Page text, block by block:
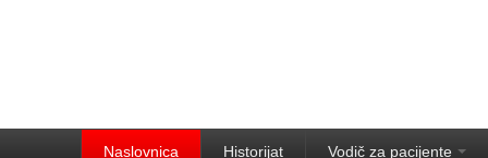
Naslovnica Historijat Vodič za pacijente